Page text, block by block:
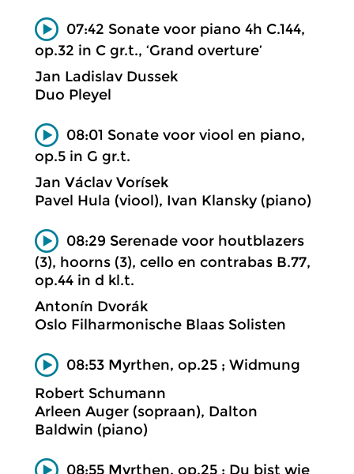
07:42 Sonate voor piano 4h C.144,
op.32 in C gr.t., ‘Grand overture’
Jan Ladislav Dussek
Duo Pleyel
08:01 Sonate voor viool en piano,
op.5 in G gr.t.
Jan Václav Vorísek
Pavel Hula (viool), Ivan Klansky (piano)
08:29 Serenade voor houtblazers
(3), hoorns (3), cello en contrabas B.77,
op.44 in d kl.t.
Antonín Dvorák
Oslo Filharmonische Blaas Solisten
08:53 Myrthen, op.25 ; Widmung
Robert Schumann
Arleen Auger (sopraan), Dalton
Baldwin (piano)
08:55 Myrthen, op.25 ; Du bist wie